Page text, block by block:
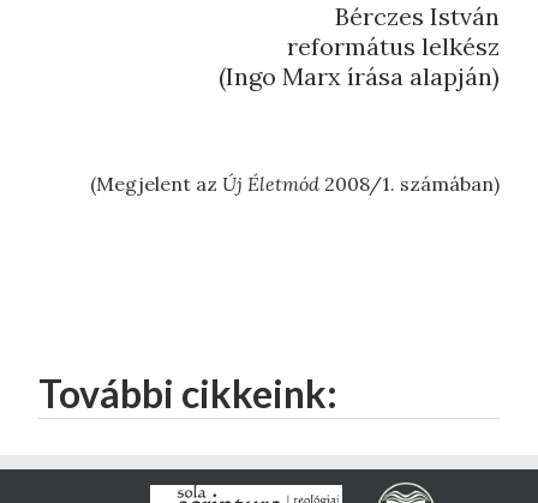
Bérczes István
református lelkész
(Ingo Marx írása alapján)
(Megjelent az Új Életmód2008/1. számában)
További cikkeink: